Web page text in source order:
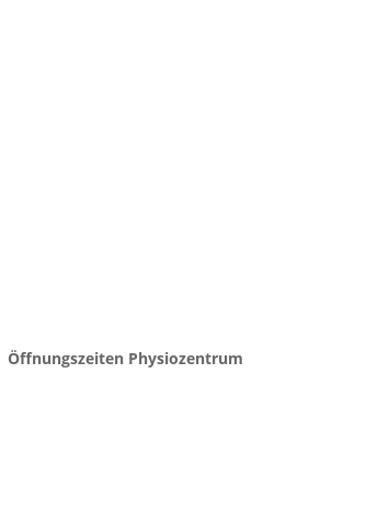
Öffnungszeiten Physiozentrum